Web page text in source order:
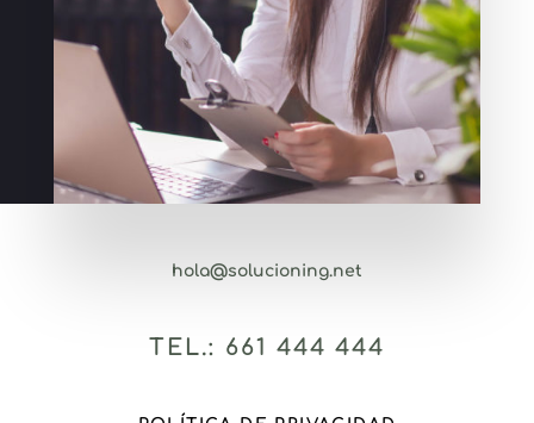
hola@solucioning.net
TEL.: 661 444 444